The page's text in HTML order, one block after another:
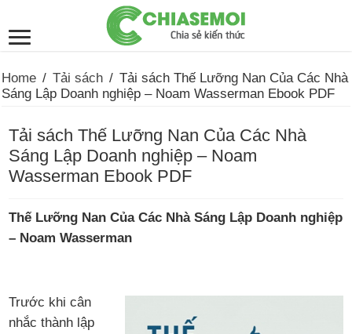
Home / Tải sách / Tải sách Thế Lưỡng Nan Của Các Nhà
Sáng Lập Doanh nghiệp – Noam Wasserman Ebook PDF
Tải sách Thế Lưỡng Nan Của Các Nhà
Sáng Lập Doanh nghiệp – Noam
Wasserman Ebook PDF
Thế Lưỡng Nan Của Các Nhà Sáng Lập Doanh nghiệp
– Noam Wasserman
Trước khi cân
nhắc thành lập